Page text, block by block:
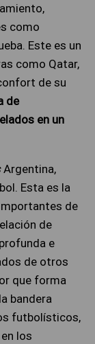
como
Este es un
como Qatar,
de su
de
en un
Argentina,
Esta es la
de
de
e
de otros
que forma
bandera
futbolísticos,
los